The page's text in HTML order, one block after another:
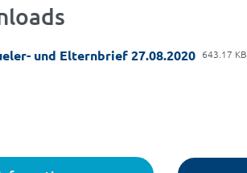
und Elternbrief 27.08.2020 643.17 KB